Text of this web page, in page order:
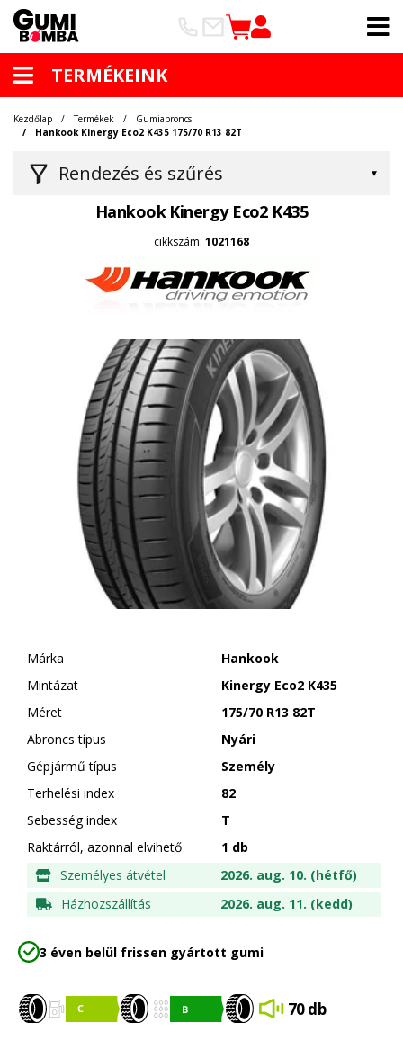
TERMÉKEINK
Rendezés és szűrés
Kezdőlap Termékek
Gumiabroncs
Hankook Kinergy Eco2 K435 175/70 R13 82T
Hankook Kinergy Eco2 K435
cikkszám: 1021168
Márka
Hankook
Mintázat
Kinergy Eco2 K435
Méret
175/70 R13 82T
Abroncs típus
Nyári
Gépjármű típus
Személy
Terhelési index
82
Sebesség index
T
Raktárról, azonnal elvihető
1 db
Személyes átvétel
2026. aug. 10. (hétfő)
Házhozszállítás
2026. aug. 11. (kedd)
3 éven belül frissen gyártott gumi
70 db